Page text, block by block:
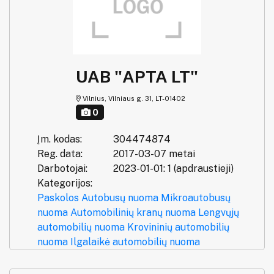
UAB "APTA LT"
Vilnius, Vilniaus g. 31, LT-01402
0
Įm. kodas:
304474874
Reg. data:
2017-03-07 metai
Darbotojai:
2023-01-01: 1 (apdraustieji)
Kategorijos:
Paskolos Autobusų nuoma Mikroautobusų
nuoma Automobilinių kranų nuoma Lengvųjų
automobilių nuoma Krovininių automobilių
nuoma Ilgalaikė automobilių nuoma